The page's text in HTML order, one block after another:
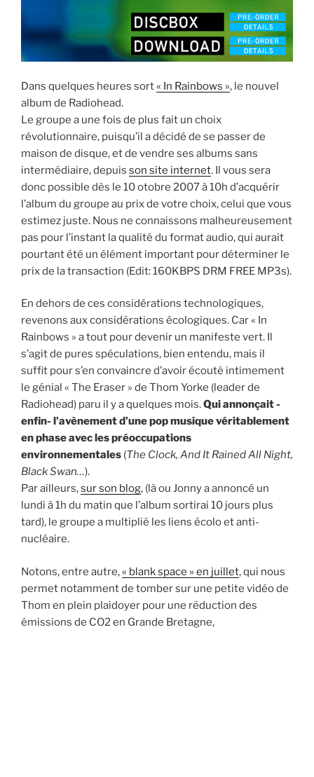
Dans quelques heures sort« In Rainbows », le nouvel
album de Radiohead.
Le groupe a une fois de plus fait un choix
révolutionnaire, puisqu’il a décidé de se passer de
maison de disque, et de vendre ses albums sans
intermédiaire, depuis son site internet. Il vous sera
donc possible dès le 10 otobre 2007 à 10h d’acquérir
l’album du groupe au prix de votre choix, celui que vous
estimez juste. Nous ne connaissons malheureusement
pas pour l’instant la qualité du format audio, qui aurait
pourtant été un élément important pour déterminer le
prix de la transaction (Edit: 160KBPS DRM FREE MP3s).
En dehors de ces considérations technologiques,
revenons aux considérations écologiques. Car « In
Rainbows » a tout pour devenir un manifeste vert. Il
s’agit de pures spéculations, bien entendu, mais il
suffit pour s’en convaincre d’avoir écouté intimement
le génial « The Eraser » de Thom Yorke (leader de
Radiohead) paru il y a quelques mois.Qui annonçait -
enfin- l’avènement d’une pop musique véritablement
en phase avec les préoccupations
environnementales (The Clock, And It Rained All Night,
Black Swan…).
Par ailleurs,sur son blog, (là ou Jonny a annoncé un
lundi à 1h du matin que l’album sortirai 10 jours plus
tard), le groupe a multiplié les liens écolo et anti-
nucléaire.
Notons, entre autre,« blank space » en juillet, qui nous
permet notamment de tomber sur une petite vidéo de
Thom en plein plaidoyer pour une réduction des
émissions de CO2 en Grande Bretagne,